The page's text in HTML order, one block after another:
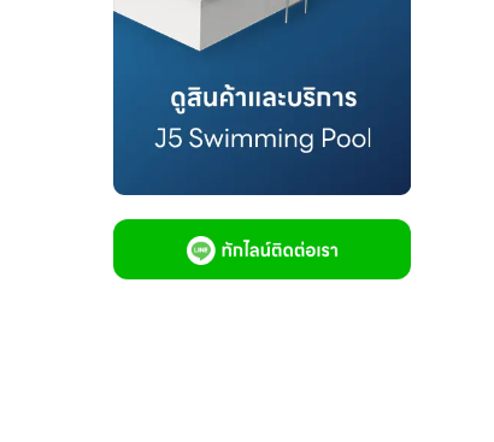
ข้อควรระวังในการใช้งาน
การดูแลรักษา
FAQ รวมคำถามที่พบบ่อยเกี่ยวกับถังกรอง
1.ถังกรองไฟเบอร์กลาสรั่วซึมที่ตัวถัง สามารถ
ซ่อมได้หรือไม่?
2.ควรเปลี่ยนสารกรองในถังกรองไฟเบอร์กลา
สบ่อยแค่ไหน?